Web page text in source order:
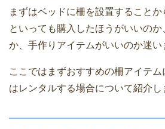
まずはベッドに柵を設置することか
といっても購入したほうがいいの
か、手作りアイテムがいいのか迷い
ここではまずおすすめの柵アイテ
はレンタルする場合について紹介し